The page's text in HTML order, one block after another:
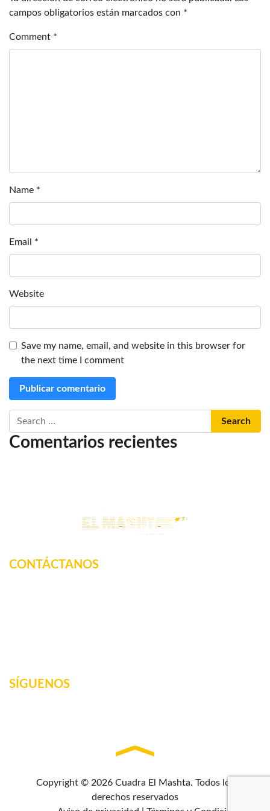
campos obligatorios están marcados con *
Comment *
Name *
Email *
Website
Save my name, email, and website in this browser for
the next time I comment
Search
Comentarios recientes
CONTÁCTANOS
SÍGUENOS
Copyright © 2026 Cuadra El Mashta. Todos los
derechos reservados